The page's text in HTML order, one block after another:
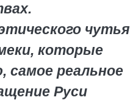
которые
самое реальное
Руси